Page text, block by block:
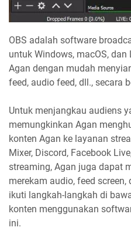
OBS adalah software
untuk Windows, macOS,
Agan dengan mudah
feed, audio feed, dll., secara
Untuk menjangkau audiens
memungkinkan Agan
konten Agan ke layanan
Mixer, Discord, Facebook
streaming, Agan juga dapat
merekam audio, feed
ikuti langkah-langkah di
konten menggunakan
ini.